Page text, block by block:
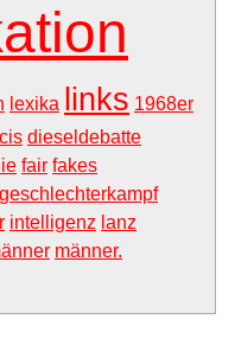
lexika links 1968er
cis dieseldebatte
fair fakes
geschlechterkampf
intelligenz lanz
männer.